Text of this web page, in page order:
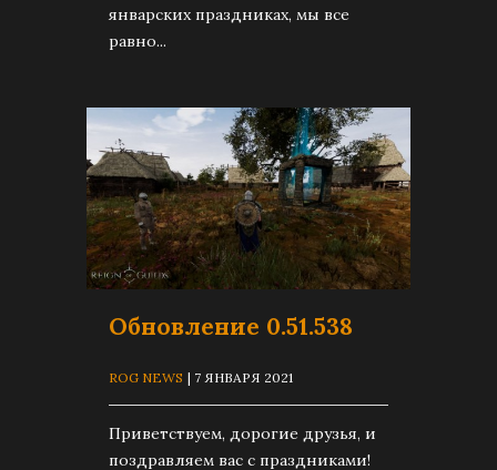
январских праздниках, мы все
равно...
Обновление 0.51.538
ROG NEWS | 7 ЯНВАРЯ 2021
Приветствуем, дорогие друзья, и
поздравляем вас с праздниками!